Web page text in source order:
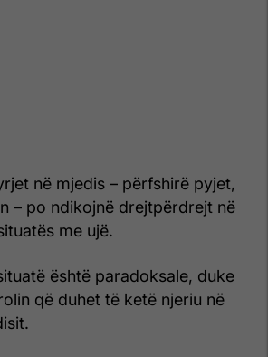
në mjedis – përfshirë pyjet,
– po ndikojnë drejtpërdrejt në
me ujë.
është paradoksale, duke
që duhet të ketë njeriu në